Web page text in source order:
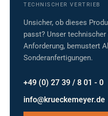
TECHNISCHER VERTRIEB
Unsicher, ob dieses
passt? Unser
Anforderung, bemustert
Sonderanfertigungen.
+49 (0) 27 39 / 8 01 - 0
info@krueckemeyer.de